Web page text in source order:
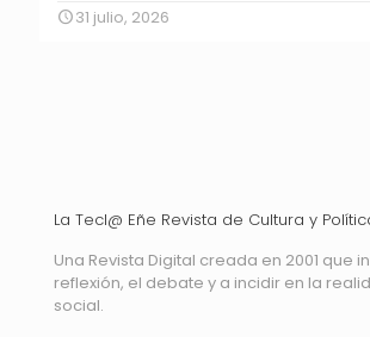
31 julio, 2026
La Tecl@ Eñe Revista de Cultura y
Una Revista Digital creada en 2001 que
reflexión, el debate y a incidir en la
social.